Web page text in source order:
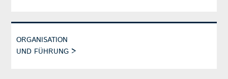
ORGANISATION
UND FÜHRUNG >